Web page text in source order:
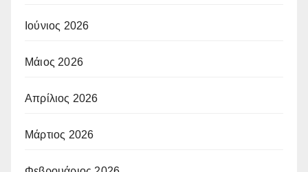
Ιούνιος 2026
Μάιος 2026
Απρίλιος 2026
Μάρτιος 2026